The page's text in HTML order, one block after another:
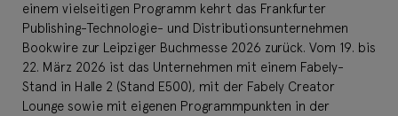
einem vielseitigen Programm kehrt das Frankfurter
Publishing-Technologie- und Distributionsunternehmen
Bookwire zur Leipziger Buchmesse 2026 zurück. Vom 19. bis
22. März 2026 ist das Unternehmen mit einem Fabely-
Stand in Halle 2 (Stand E500), mit der Fabely Creator
Lounge sowie mit eigenen Programmpunkten in der